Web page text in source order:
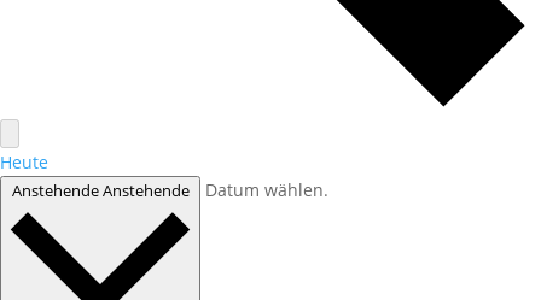
Heute
AnstehendeAnstehende Datum wählen.